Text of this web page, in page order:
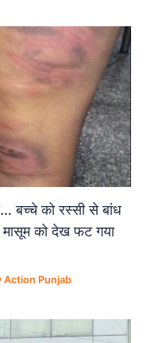
बच्चे को रस्सी से बांध
मासूम को देख फट गया
Action Punjab